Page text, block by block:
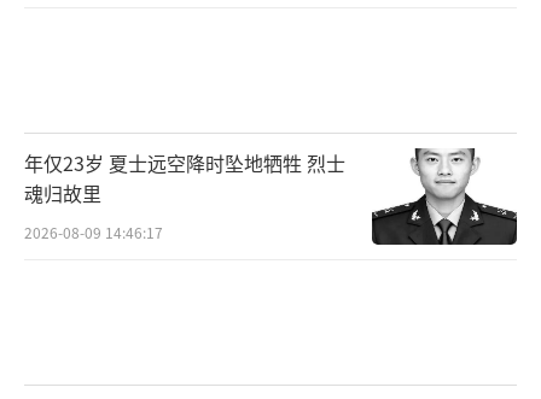
年仅23岁 夏士远空降时坠地牺牲 烈士
魂归故里
2026-08-09 14:46:17